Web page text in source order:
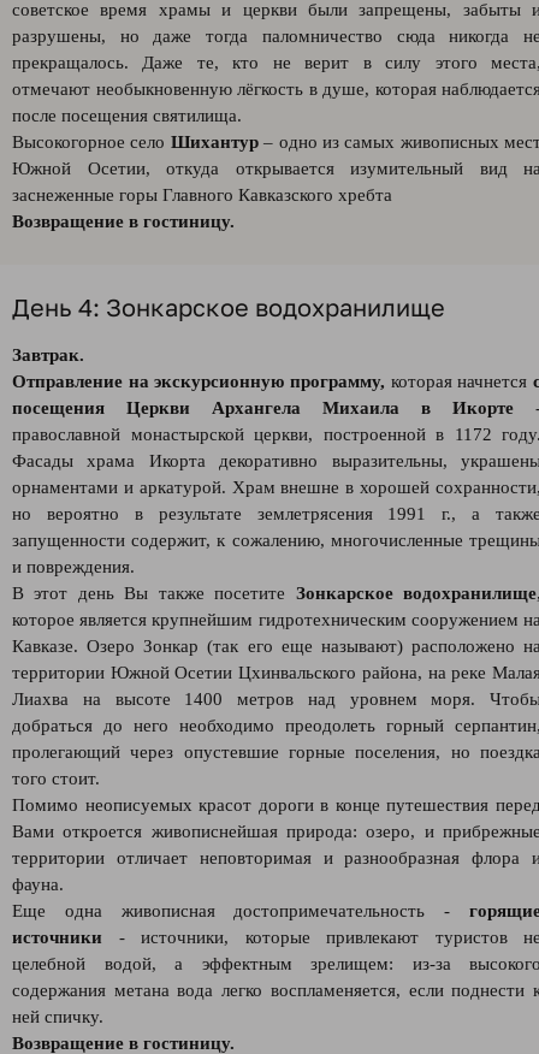
советское время храмы и церкви были запрещены, забыты
разрушены, но даже тогда паломничество сюда никогда
прекращалось. Даже те, кто не верит в силу этого
отмечают необыкновенную лёгкость в душе, которая
после посещения святилища.
Высокогорное село Шихантур– одно из самых живописных
Южной Осетии, откуда открывается изумительный вид
заснеженные горы Главного Кавказского хребта
Возвращение в гостиницу.
День 4: Зонкарское водохранилище
Завтрак.
Отправление на экскурсионную программу, которая начнется
посещения Церкви Архангела Михаила в Икорте
православной монастырской церкви, построенной в 1172
Фасады храма Икорта декоративно выразительны,
орнаментами и аркатурой. Храм внешне в хорошей
но вероятно в результате землетрясения 1991 г., а
запущенности содержит, к сожалению, многочисленные
и повреждения.
В этот день Вы также посетите Зонкарское водохранилище
которое является крупнейшим гидротехническим сооружением
Кавказе. Озеро Зонкар (так его еще называют) расположено
территории Южной Осетии Цхинвальского района, на реке
Лиахва на высоте 1400 метров над уровнем моря.
добраться до него необходимо преодолеть горный
пролегающий через опустевшие горные поселения, но
того стоит.
Помимо неописуемых красот дороги в конце путешествия
Вами откроется живописнейшая природа: озеро, и
территории отличает неповторимая и разнообразная флора
фауна.
Еще одна живописная достопримечательность -
источники - источники, которые привлекают туристов
целебной водой, а эффектным зрелищем: из-за
содержания метана вода легко воспламеняется, если поднести
ней спичку.
Возвращение в гостиницу.